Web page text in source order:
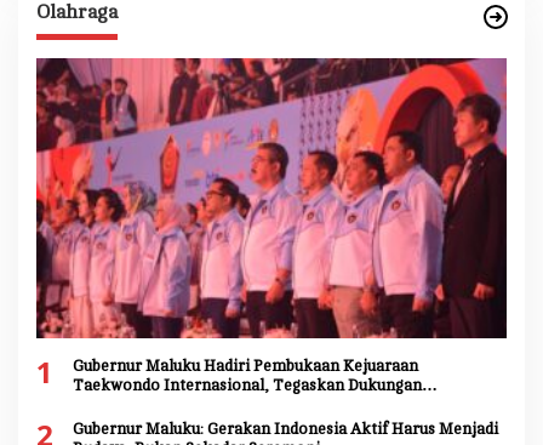
Olahraga
1
Gubernur Maluku Hadiri Pembukaan Kejuaraan
Taekwondo Internasional, Tegaskan Dukungan
2
Gubernur Maluku: Gerakan Indonesia Aktif Harus Menjadi